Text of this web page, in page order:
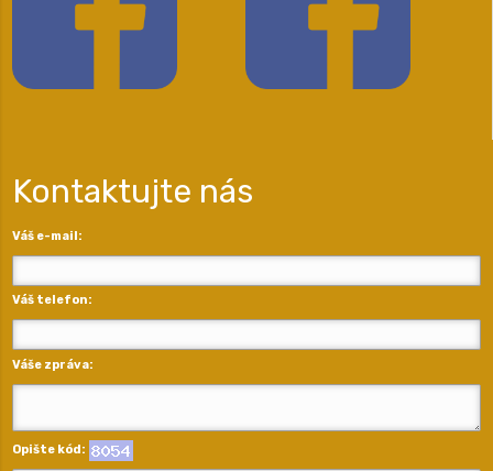
Kontaktujte nás
Váš e-mail:
Váš telefon:
Váše zpráva:
Opište kód: